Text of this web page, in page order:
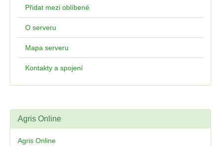
Přidat mezi oblíbené
O serveru
Mapa serveru
Kontakty a spojení
Agris Online
Agris Online